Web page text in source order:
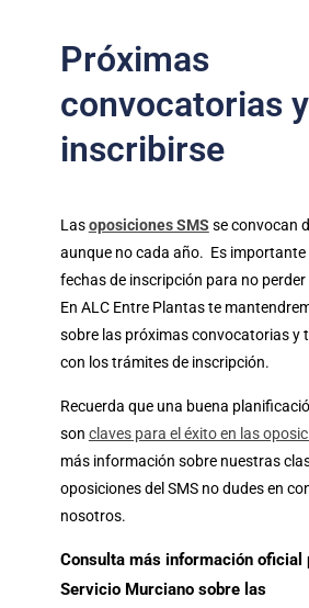
Próximas
convocatorias
inscribirse
Lasoposiciones SMS se convocan
aunque no cada año. Es
fechas de inscripción para no
En ALC Entre Plantas te
sobre las próximas convocatorias y
con los trámites de inscripción.
Recuerda que una buena
son claves para el éxito en las
más información sobre nuestras
oposiciones del SMS no dudes en
nosotros.
Consulta más información oficial
Servicio Murciano sobre las